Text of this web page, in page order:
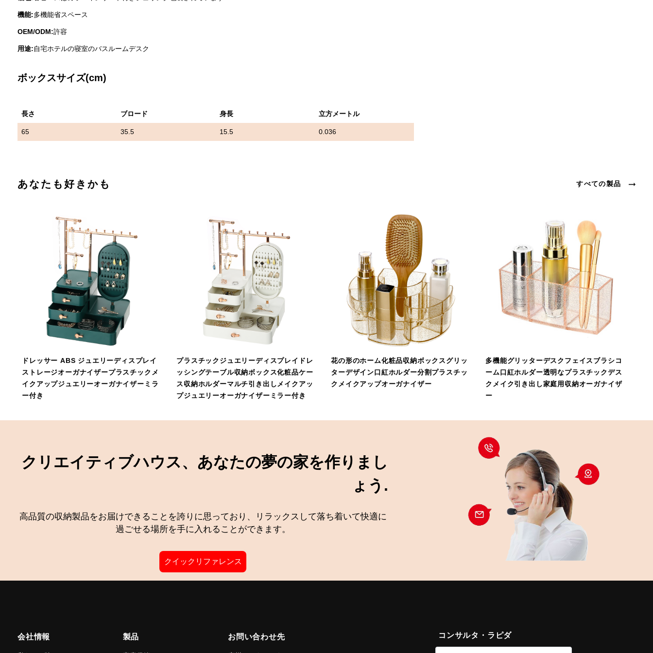
機能:多機能省スペース
OEM/ODM:許容
用途:自宅ホテルの寝室のバスルームデスク
ボックスサイズ(cm)
長さ ブロード 身長 立方メートル
65 35.5 15.5 0.036
あなたも好きかも すべての製品
ドレッサー ABS ジュエリーディスプレイ
ストレージオーガナイザープラスチックメ
イクアップジュエリーオーガナイザーミラ
ー付き
プラスチックジュエリーディスプレイドレ
ッシングテーブル収納ボックス化粧品ケー
ス収納ホルダーマルチ引き出しメイクアッ
プジュエリーオーガナイザーミラー付き
花の形のホーム化粧品収納ボックスグリッ
ターデザイン口紅ホルダー分割プラスチッ
クメイクアップオーガナイザー
多機能グリッターデスクフェイスブラシコ
ーム口紅ホルダー透明なプラスチックデス
クメイク引き出し家庭用収納オーガナイザ
ー
クリエイティブハウス、あなたの夢の家を作りまし
ょう.
高品質の収納製品をお届けできることを誇りに思っており、リラックスして落ち着いて快適に
過ごせる場所を手に入れることができます。
クイックリファレンス
会社情報 製品 お問い合わせ先 コンサルタ・ラピダ